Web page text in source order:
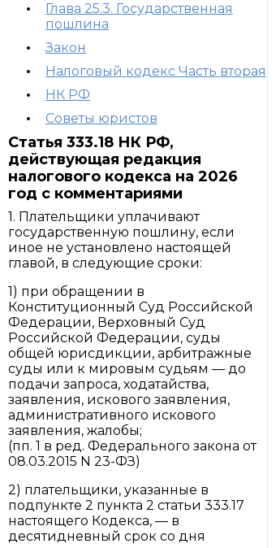
Глава 25.3. Государственная
пошлина
Закон
Налоговый кодекс Часть вторая
НК РФ
Советы юристов
Статья 333.18 НК РФ,
действующая редакция
налогового кодекса на 2026
год с комментариями
1. Плательщики уплачивают
государственную пошлину, если
иное не установлено настоящей
главой, в следующие сроки:
1) при обращении в
Конституционный Суд Российской
Федерации, Верховный Суд
Российской Федерации, суды
общей юрисдикции, арбитражные
суды или к мировым судьям — до
подачи запроса, ходатайства,
заявления, искового заявления,
административного искового
заявления, жалобы;
(пп. 1 в ред. Федерального закона от
08.03.2015 N 23-ФЗ)
2) плательщики, указанные в
подпункте 2 пункта 2 статьи 333.17
настоящего Кодекса, — в
десятидневный срок со дня